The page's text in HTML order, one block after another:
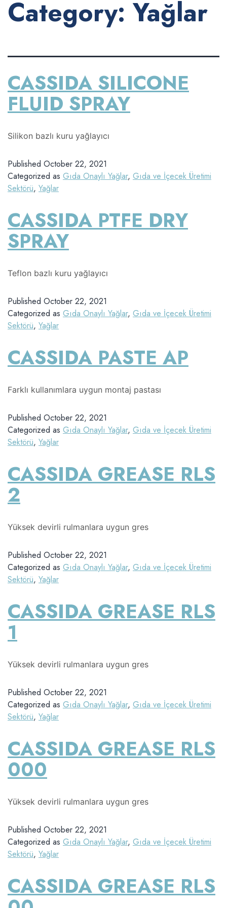
Category: Yağlar
CASSIDA SILICONE
FLUID SPRAY
Silikon bazlı kuru yağlayıcı
Published October 22, 2021
Categorized as Gıda Onaylı Yağlar, Gıda ve İçecek Üretimi
Sektörü, Yağlar
CASSIDA PTFE DRY
SPRAY
Teflon bazlı kuru yağlayıcı
Published October 22, 2021
Categorized as Gıda Onaylı Yağlar, Gıda ve İçecek Üretimi
Sektörü, Yağlar
CASSIDA PASTE AP
Farklı kullanımlara uygun montaj pastası
Published October 22, 2021
Categorized as Gıda Onaylı Yağlar, Gıda ve İçecek Üretimi
Sektörü, Yağlar
CASSIDA GREASE RLS
2
Yüksek devirli rulmanlara uygun gres
Published October 22, 2021
Categorized as Gıda Onaylı Yağlar, Gıda ve İçecek Üretimi
Sektörü, Yağlar
CASSIDA GREASE RLS
1
Yüksek devirli rulmanlara uygun gres
Published October 22, 2021
Categorized as Gıda Onaylı Yağlar, Gıda ve İçecek Üretimi
Sektörü, Yağlar
CASSIDA GREASE RLS
000
Yüksek devirli rulmanlara uygun gres
Published October 22, 2021
Categorized as Gıda Onaylı Yağlar, Gıda ve İçecek Üretimi
Sektörü, Yağlar
CASSIDA GREASE RLS